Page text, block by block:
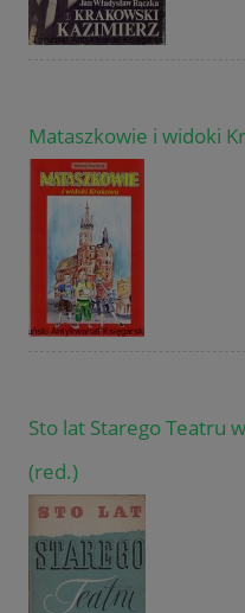
Mataszkowie i widoki
Sto lat Starego Teatru
(red.)